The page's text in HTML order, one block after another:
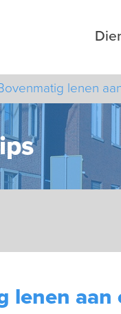
lenen
lenen